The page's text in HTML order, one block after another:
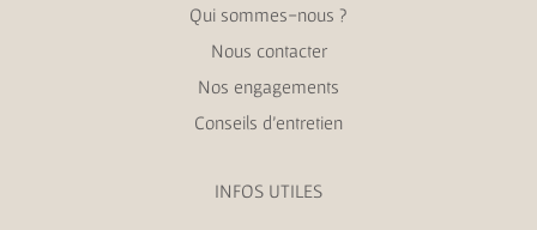
Qui sommes-nous ?
Nous contacter
Nos engagements
Conseils d’entretien
INFOS UTILES